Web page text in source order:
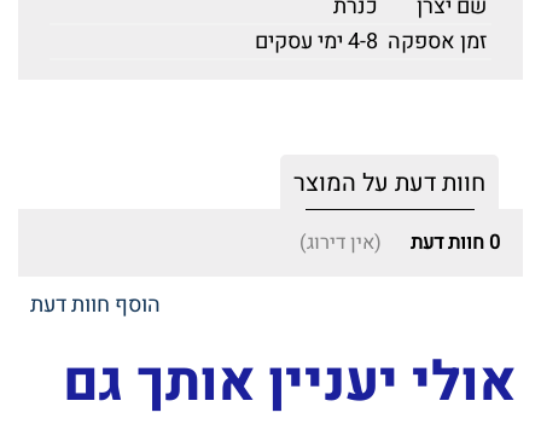
שם יצרן
כנרת
זמן אספקה 4-8 ימי עסקים
חוות דעת על המוצר
0 חוות דעת (אין דירוג)
הוסף חוות דעת
אולי יעניין אותך גם